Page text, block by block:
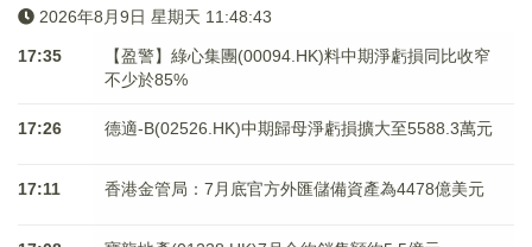
2026年8月9日 星期天 11:48:43
17:35
【盈警】綠心集團(00094.HK)料中期淨虧損同比收窄
不少於85%
17:26 德適-B(02526.HK)中期歸母淨虧損擴大至5588.3萬元
17:11 香港金管局：7月底官方外匯儲備資產為4478億美元